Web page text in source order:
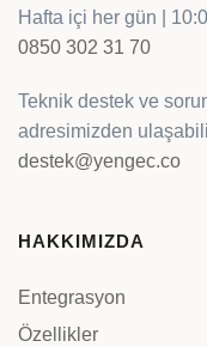
Hafta içi her gün |
0850 302 31 70
Teknik destek ve
adresimizden
destek@yengec.co
HAKKIMIZDA
Entegrasyon
Özellikler